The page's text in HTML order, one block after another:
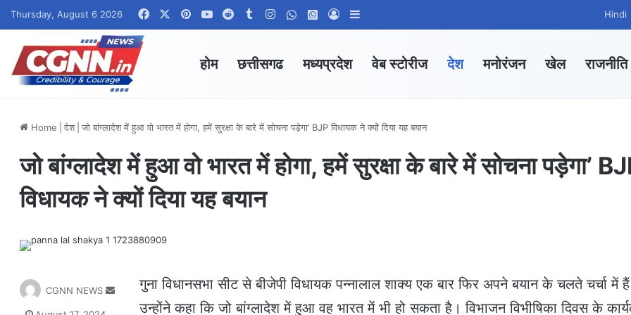
Thursday, August 6 2026 FacebookPinterestYouTubeRedditTumblrInstagramWhatsApp Channel
WhatsApp Group
Log In Hindi
होम छत्तीसगढ मध्यप्रदेश वेब स्टोरीज देश मनोरंजन खेल राजनीति
Home देश जो बांग्लादेश में हुआ वो भारत में होगा, हमें सुरक्षा के बारे में सोचना पड़ेगा’ BJP विधायक ने क्यों दिया यह बयान
जो बांग्लादेश में हुआ वो भारत में होगा, हमें सुरक्षा के बारे में सोचना पड़ेगा’
विधायक ने क्यों दिया यह बयान
गुना विधानसभा सीट से बीजेपी विधायक पन्नालाल शाक्य एक बार फिर अपने बयान के चलते चर्चा में
उन्होंने कहा कि जो बांग्लादेश में हुआ वह भारत में भी हो सकता है। विभाजन विभीषिका दिवस के
CGNN NEWS